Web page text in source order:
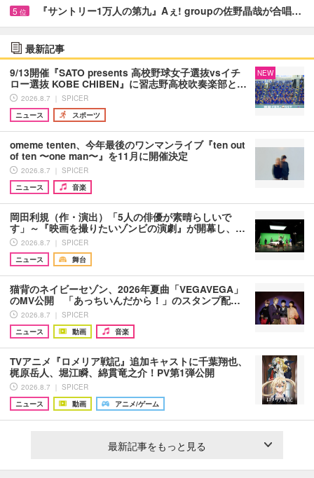
5 位 『サントリー1万人の第九』Aぇ! groupの佐野晶哉が合唱…
最新記事
9/13開催『SATO presents 高校野球女子選抜vsイチ
ロー選抜 KOBE CHIBEN』に習志野高校吹奏楽部と…
2026.8.7 ｜ SPICER
ニュース
スポーツ
NEW
omeme tenten、今年最後のワンマンライブ『ten out
of ten 〜one man〜』を11月に開催決定
2026.8.7 ｜ SPICER
ニュース
音楽
岡田利規（作・演出）「5人の俳優が素晴らしいで
す」～『映画を撮りたいゾンビの演劇』が開幕し、…
2026.8.7 ｜ SPICER
ニュース
舞台
猫背のネイビーセゾン、2026年夏曲「VEGAVEGA」
のMV公開 「あっちいんだから！」のスタンプ配…
2026.8.7 ｜ SPICER
ニュース
動画 音楽
TVアニメ『ロメリア戦記』追加キャストに千葉翔也、
梶原岳人、堀江瞬、綿貫竜之介！PV第1弾公開
2026.8.7 ｜ SPICER
ニュース
動画 アニメ/ゲーム
最新記事をもっと見る